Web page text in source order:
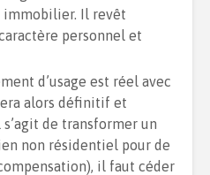
immobilier. Il revêt
personnel et
d’usage est réel avec
alors définitif et
de transformer un
non résidentiel pour de
il faut céder